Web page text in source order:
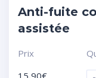
Anti-fuite
assistée
Prix
15,90€